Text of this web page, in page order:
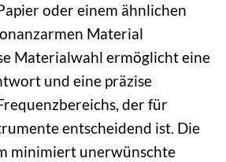
oder einem ähnlichen
Material
Materialwahl ermöglicht eine
und eine präzise
der für
entscheidend ist. Die
minimiert unerwünschte